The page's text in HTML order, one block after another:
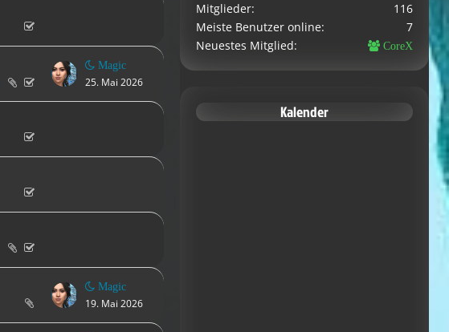
Magic
25. Mai 2026
Magic
19. Mai 2026
Mitglieder
116
Meiste Benutzer online
7
Neuestes Mitglied
CoreX
Kalender